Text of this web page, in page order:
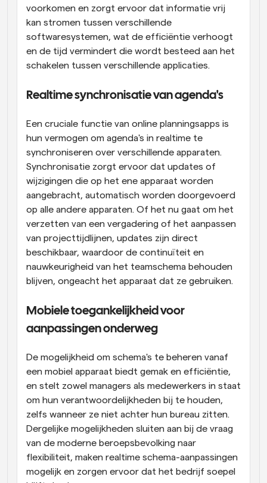
voorkomen en zorgt ervoor dat informatie vrij
kan stromen tussen verschillende
softwaresystemen, wat de efficiëntie verhoogt
en de tijd vermindert die wordt besteed aan het
schakelen tussen verschillende applicaties.
Realtime synchronisatie van agenda's
Een cruciale functie van online planningsapps is
hun vermogen om agenda's in realtime te
synchroniseren over verschillende apparaten.
Synchronisatie zorgt ervoor dat updates of
wijzigingen die op het ene apparaat worden
aangebracht, automatisch worden doorgevoerd
op alle andere apparaten. Of het nu gaat om het
verzetten van een vergadering of het aanpassen
van projecttijdlijnen, updates zijn direct
beschikbaar, waardoor de continuïteit en
nauwkeurigheid van het teamschema behouden
blijven, ongeacht het apparaat dat ze gebruiken.
Mobiele toegankelijkheid voor
aanpassingen onderweg
De mogelijkheid om schema's te beheren vanaf
een mobiel apparaat biedt gemak en efficiëntie,
en stelt zowel managers als medewerkers in staat
om hun verantwoordelijkheden bij te houden,
zelfs wanneer ze niet achter hun bureau zitten.
Dergelijke mogelijkheden sluiten aan bij de vraag
van de moderne beroepsbevolking naar
flexibiliteit, maken realtime schema-aanpassingen
mogelijk en zorgen ervoor dat het bedrijf soepel